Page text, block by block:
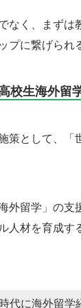
なく、まず
プに繋げられ
校生海外留
策として、
外留学」の
人材を育成す
代に海外留学